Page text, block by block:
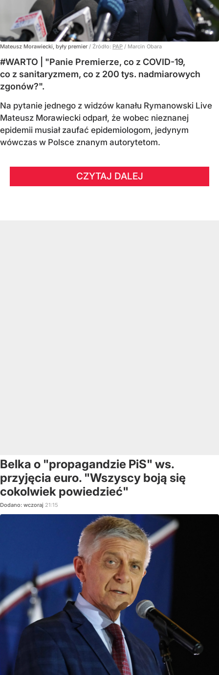
Mateusz Morawiecki, były premier / Źródło: PAP / Marcin Obara
#WARTO | "Panie Premierze, co z COVID-19,
co z sanitaryzmem, co z 200 tys. nadmiarowych
zgonów?".
Na pytanie jednego z widzów kanału Rymanowski Live
Mateusz Morawiecki odparł, że wobec nieznanej
epidemii musiał zaufać epidemiologom, jedynym
wówczas w Polsce znanym autorytetom.
CZYTAJ DALEJ
Belka o "propagandzie PiS" ws.
przyjęcia euro. "Wszyscy boją się
cokolwiek powiedzieć"
Dodano: wczoraj 21:15